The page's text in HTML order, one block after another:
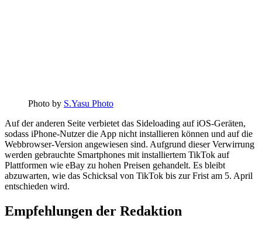
Photo by S.Yasu Photo
Auf der anderen Seite verbietet das Sideloading auf iOS-Geräten,
sodass iPhone-Nutzer die App nicht installieren können und auf die
Webbrowser-Version angewiesen sind. Aufgrund dieser Verwirrung
werden gebrauchte Smartphones mit installiertem TikTok auf
Plattformen wie eBay zu hohen Preisen gehandelt. Es bleibt
abzuwarten, wie das Schicksal von TikTok bis zur Frist am 5. April
entschieden wird.
Empfehlungen der Redaktion